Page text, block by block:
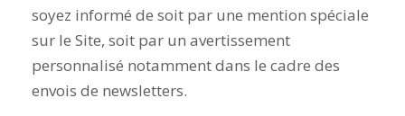
soyez informé de soit par une mention spéciale
sur le Site, soit par un avertissement
personnalisé notamment dans le cadre des
envois de newsletters.